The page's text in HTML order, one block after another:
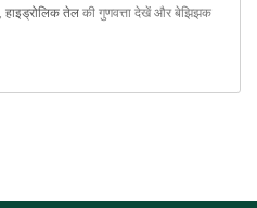
हाइड्रोलिक तेल की गुणवत्ता देखें और बेझिझक